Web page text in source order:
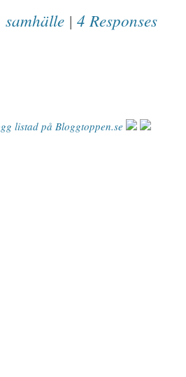
samhälle | 4 Responses